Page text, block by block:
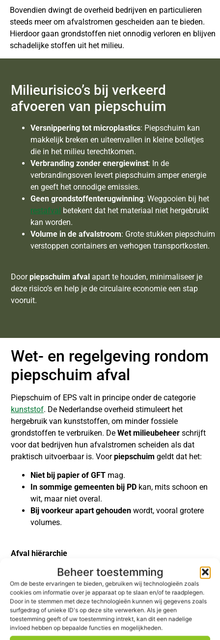
Beheer toestemming
Om de beste ervaringen te bieden, gebruiken wij technologieën zoals
cookies om informatie over je apparaat op te slaan en/of te raadplegen.
Door in te stemmen met deze technologieën kunnen wij gegevens zoals
surfgedrag of unieke ID's op deze site verwerken. Als je geen
toestemming geeft of uw toestemming intrekt, kan dit een nadelige
invloed hebben op bepaalde functies en mogelijkheden.
Bovendien dwingt de overheid bedrijven en particulieren
steeds meer om afvalstromen gescheiden aan te bieden.
Hierdoor gaan grondstoffen niet onnodig verloren en blijven
schadelijke stoffen uit het milieu.
Milieurisico’s bij verkeerd
afvoeren van piepschuim
Versnippering tot microplastics: Piepschuim kan
makkelijk breken en uiteenvallen in kleine bolletjes
die in het milieu terechtkomen.
Verbranding zonder energiewinst: In de
verbrandingsoven levert piepschuim amper energie
en geeft het onnodige emissies.
Geen grondstoffenterugwinning: Weggooien bij het
restafval betekent dat het materiaal niet hergebruikt
kan worden.
Volume in de afvalstroom: Grote stukken piepschuim
verstoppen containers en verhogen transportkosten.
Doorpiepschuim afval apart te houden, minimaliseer je
deze risico’s en help je de circulaire economie een stap
vooruit.
Wet- en regelgeving rondom
piepschuim afval
Piepschuim of EPS valt in principe onder de categorie
kunststof. De Nederlandse overheid stimuleert het
hergebruik van kunststoffen, om minder fossiele
grondstoffen te verbruiken. De Wet milieubeheer schrijft
voor dat bedrijven hun afvalstromen scheiden als dat
praktisch uitvoerbaar is. Voorpiepschuim geldt dat het:
Niet bij papier of GFT mag.
In sommige gemeenten bij PD kan, mits schoon en
wit, maar niet overal.
Bij voorkeur apart gehouden wordt, vooral grotere
volumes.
Afval hiërarchie
Het uitgangspunt in de afvalwetgeving is dat je bruikbare
materialen niet weggooit, maar recycleert of hergebruikt.
Piepschuim leent zich daar uitstekend voor. Vervuild
piepschuim dat niet gereinigd kan worden, moet je echter
alsrestafvalofbouw- en sloopafvalinleveren (afhankelijk
van de vervuiling).